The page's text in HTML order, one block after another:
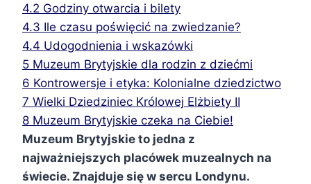
4.2 Godziny otwarcia i bilety
4.3 Ile czasu poświęcić na zwiedzanie?
4.4 Udogodnienia i wskazówki
5 Muzeum Brytyjskie dla rodzin z dziećmi
6 Kontrowersje i etyka: Kolonialne dziedzictwo
7 Wielki Dziedziniec Królowej Elżbiety II
8 Muzeum Brytyjskie czeka na Ciebie!
Muzeum Brytyjskie to jedna z
najważniejszych placówek muzealnych na
świecie. Znajduje się w sercu Londynu.